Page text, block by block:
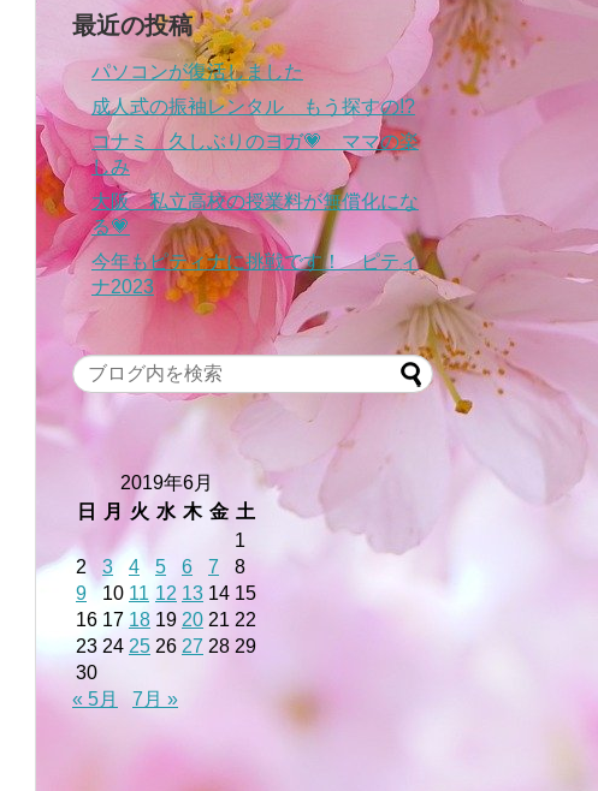
最近の投稿
パソコンが復活しました
成人式の振袖レンタル もう探すの!?
コナミ 久しぶりのヨガ💗 ママの楽
しみ
大阪 私立高校の授業料が無償化にな
る💗
今年もピティナに挑戦です！ ピティ
ナ2023
2019年6月
日
月 火 水 木 金 土
1
2
3 4 5 6 7
8
9
10 11 12 13 14 15
16 17 18 19 20 21 22
23 24 25 26 27 28 29
30
« 5月
7月 »